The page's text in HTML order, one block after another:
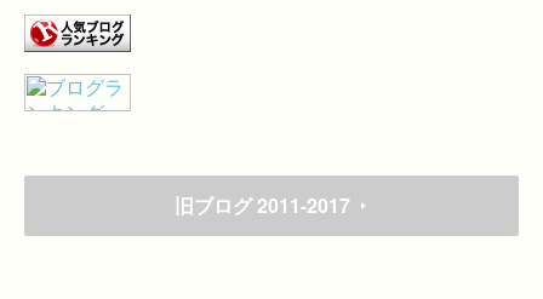
(2)
(1)
(1)
(9)
(7)
旧ブログ 2011-2017